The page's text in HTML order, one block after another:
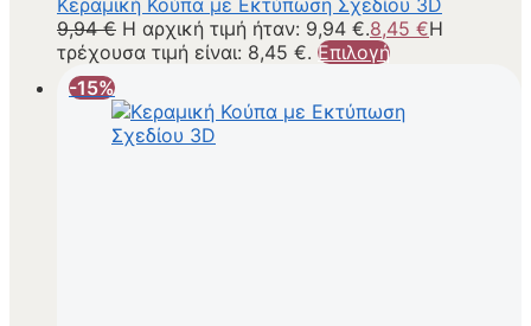
9,94€ Η αρχική τιμή ήταν: 9,94 €.8,45 €Η
τρέχουσα τιμή είναι: 8,45 €. Επιλογή
-15%